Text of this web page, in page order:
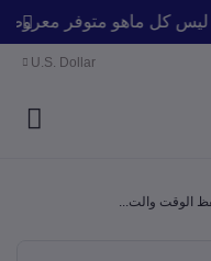
.. ليس كل ماهو متوفر
U.S. Dollar